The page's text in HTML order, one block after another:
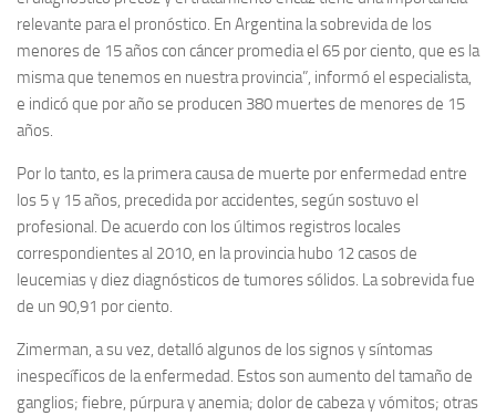
relevante para el pronóstico. En Argentina la sobrevida de los
menores de 15 años con cáncer promedia el 65 por ciento, que es la
misma que tenemos en nuestra provincia”, informó el especialista,
e indicó que por año se producen 380 muertes de menores de 15
años.
Por lo tanto, es la primera causa de muerte por enfermedad entre
los 5 y 15 años, precedida por accidentes, según sostuvo el
profesional. De acuerdo con los últimos registros locales
correspondientes al 2010, en la provincia hubo 12 casos de
leucemias y diez diagnósticos de tumores sólidos. La sobrevida fue
de un 90,91 por ciento.
Zimerman, a su vez, detalló algunos de los signos y síntomas
inespecíficos de la enfermedad. Estos son aumento del tamaño de
ganglios; fiebre, púrpura y anemia; dolor de cabeza y vómitos; otras